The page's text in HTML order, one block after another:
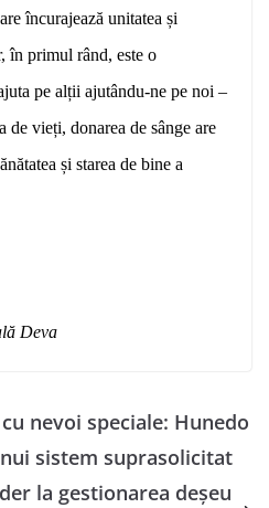
încurajează unitatea și
în primul rând, este o
pe alții ajutându-ne pe noi –
de vieți, donarea de sânge are
și starea de bine a
Deva
nevoi speciale: Hunedo
sistem suprasolicitat
la gestionarea deșeu